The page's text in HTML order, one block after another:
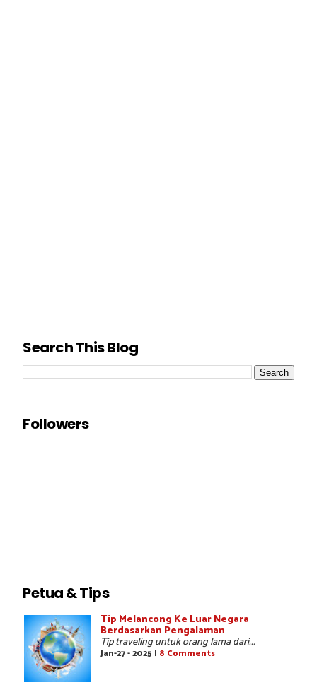
Search This Blog
Followers
Petua & Tips
Tip Melancong Ke Luar Negara
Berdasarkan Pengalaman
Tip traveling untuk orang lama dari...
Jan-27 - 2025 | 8 Comments